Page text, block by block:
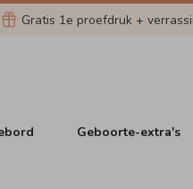
Gratis 1e proefdruk +
Geboorte-extra's